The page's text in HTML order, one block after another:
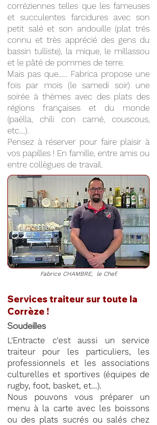
corréziennes telles que les fameuses
et succulentes farcidures avec son
petit salé et son andouille (plat trés
connu et très apprécié des gens du
bassin tulliste), la mique, le millassou
et le pâté de pommes de terre.
Mais pas que...... Fabrica propose une
fois par mois (le samedi soir) une
soirée à thèmes avec des plats des
régions françaises et du monde
(paëlla, chili con carné, couscous,
etc....).
Pensez à réserver pour faire plaisir à
vos papilles ! En famille, entre amis ou
entre collègues de travail.
Fabrice CHAMBRE, le Chef.
Services traiteur sur toute la
Corrèze !
Soudeilles
L'Entracte c'est aussi un service
traiteur pour les particuliers, les
professionnels et les associations
culturelles et sportives (équipes de
rugby, foot, basket, et...).
Nous pouvons vous préparer un
menu à la carte avec les boissons
ou des plats sucrés ou salés chez